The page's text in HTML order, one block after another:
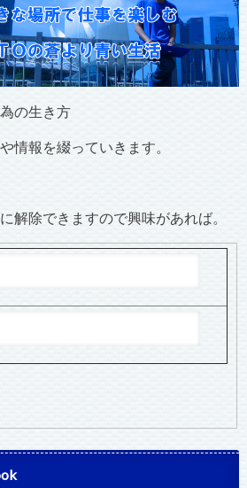
の生き方
情報を綴っていきます。
解除できますので興味があれば。